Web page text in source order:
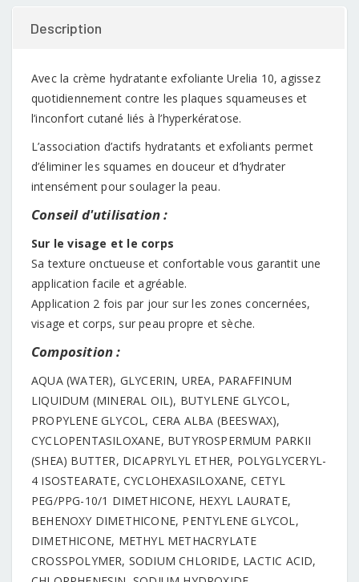
Description
Avec la crème hydratante exfoliante Urelia 10, agissez
quotidiennement contre les plaques squameuses et
l’inconfort cutané liés à l’hyperkératose.
L’association d’actifs hydratants et exfoliants permet
d’éliminer les squames en douceur et d’hydrater
intensément pour soulager la peau.
Conseil d'utilisation :
Sur le visage et le corps
Sa texture onctueuse et confortable vous garantit une
application facile et agréable.
Application 2 fois par jour sur les zones concernées,
visage et corps, sur peau propre et sèche.
Composition :
AQUA (WATER), GLYCERIN, UREA, PARAFFINUM
LIQUIDUM (MINERAL OIL), BUTYLENE GLYCOL,
PROPYLENE GLYCOL, CERA ALBA (BEESWAX),
CYCLOPENTASILOXANE, BUTYROSPERMUM PARKII
(SHEA) BUTTER, DICAPRYLYL ETHER, POLYGLYCERYL-
4 ISOSTEARATE, CYCLOHEXASILOXANE, CETYL
PEG/PPG-10/1 DIMETHICONE, HEXYL LAURATE,
BEHENOXY DIMETHICONE, PENTYLENE GLYCOL,
DIMETHICONE, METHYL METHACRYLATE
CROSSPOLYMER, SODIUM CHLORIDE, LACTIC ACID,